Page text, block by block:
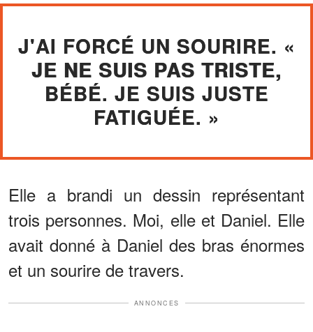
J'AI FORCÉ UN SOURIRE. «
JE NE SUIS PAS TRISTE,
BÉBÉ. JE SUIS JUSTE
FATIGUÉE. »
Elle a brandi un dessin représentant
trois personnes. Moi, elle et Daniel. Elle
avait donné à Daniel des bras énormes
et un sourire de travers.
ANNONCES